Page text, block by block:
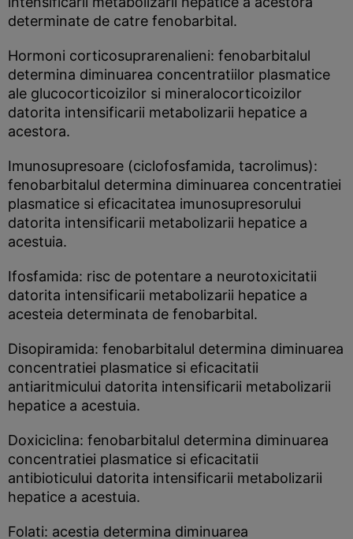
determinate de catre fenobarbital.
Hormoni corticosuprarenalieni: fenobarbitalul
determina diminuarea concentratiilor plasmatice
ale glucocorticoizilor si mineralocorticoizilor
datorita intensificarii metabolizarii hepatice a
acestora.
Imunosupresoare (ciclofosfamida, tacrolimus):
fenobarbitalul determina diminuarea concentratiei
plasmatice si eficacitatea imunosupresorului
datorita intensificarii metabolizarii hepatice a
acestuia.
Ifosfamida: risc de potentare a neurotoxicitatii
datorita intensificarii metabolizarii hepatice a
acesteia determinata de fenobarbital.
Disopiramida: fenobarbitalul determina diminuarea
concentratiei plasmatice si eficacitatii
antiaritmicului datorita intensificarii metabolizarii
hepatice a acestuia.
Doxiciclina: fenobarbitalul determina diminuarea
concentratiei plasmatice si eficacitatii
antibioticului datorita intensificarii metabolizarii
hepatice a acestuia.
Folati: acestia determina diminuarea